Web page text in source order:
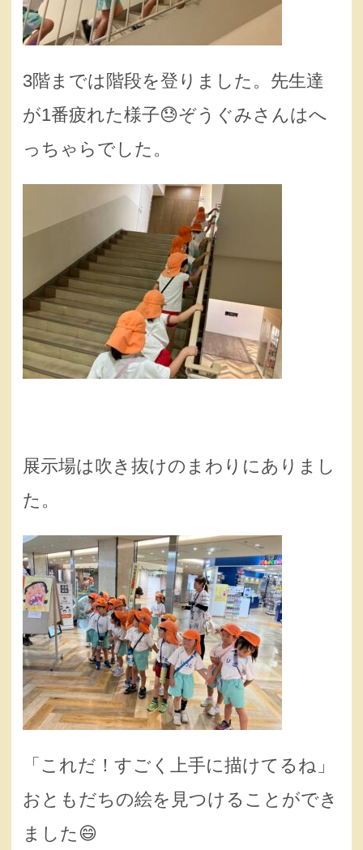
3階までは階段を登りました。先生達
が1番疲れた様子😓ぞうぐみさんはへ
っちゃらでした。
展示場は吹き抜けのまわりにありまし
た。
「これだ！すごく上手に描けてるね」
おともだちの絵を見つけることができ
ました😄